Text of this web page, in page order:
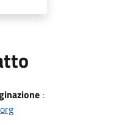
: